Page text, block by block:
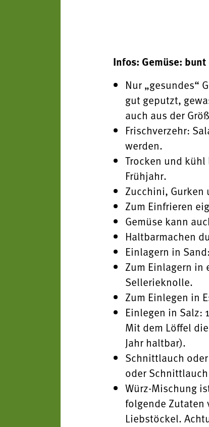
Infos: Gemüse:
Nur „gesundes“
gut geputzt,
auch aus der
Frischverzehr:
werden.
Trocken und
Frühjahr.
Zucchini, Gurken
Zum Einfrieren
Gemüse kann
Haltbarmachen
Einlagern in
Zum Einlagern in
Sellerieknolle.
Zum Einlegen in
Einlegen in Salz:
Mit dem Löffel
Jahr haltbar).
Schnittlauch
oder
Würz-Mischung
folgende Zutaten
Liebstöckel.